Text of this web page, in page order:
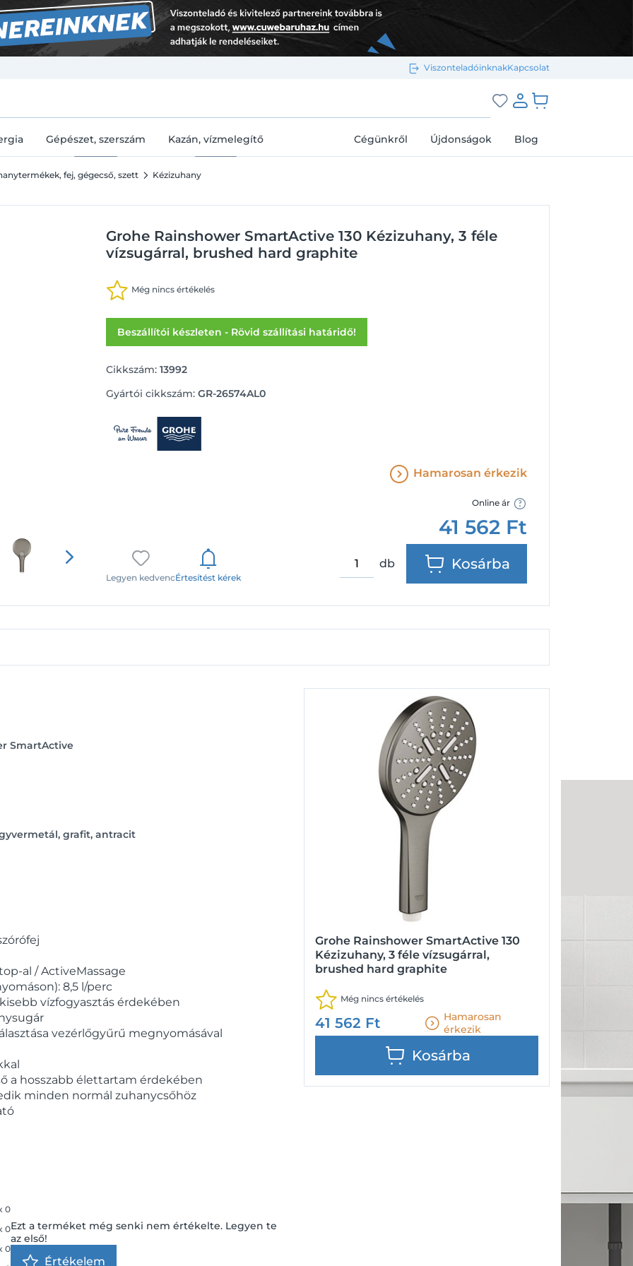
ViszonteladóinknakKapcsolat
Bejelentkezés e-mail-címmel
Bejelentkezés
Facebook
Gépészet, szerszám Kazán, vízmelegítő Cégünkről Újdonságok Blog
fej, gégecső, szett Kézizuhany
Grohe Rainshower SmartActive 130 Kézizuhany, 3 féle
vízsugárral, brushed hard graphite
Még nincs értékelés
Beszállítói készleten - Rövid szállítási határidő!
Cikkszám: 13992
Gyártói cikkszám: GR-26574AL0
Legyen kedvencÉrtesítést kérek
Hamarosan érkezik
Online ár
41 562 Ft
db Kosárba
Grohe Rainshower SmartActive 130
Kézizuhany, 3 féle vízsugárral,
brushed hard graphite
Még nincs értékelés
41 562 Ft
Hamarosan
érkezik
Kosárba
SmartActive
grafit, antracit
al / ActiveMassage
8,5 l/perc
vízfogyasztás érdekében
vezérlőgyűrű megnyomásával
a hosszabb élettartam érdekében
minden normál zuhanycsőhöz
0
0
0
Ezt a terméket még senki nem értékelte. Legyen te
az első!
Értékelem